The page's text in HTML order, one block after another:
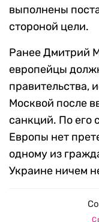
выполнены
стороной цели.
Ранее Дмитрий
европейцы
правительства,
Москвой после
санкций. По его
Европы нет
одному из
Украине ничем